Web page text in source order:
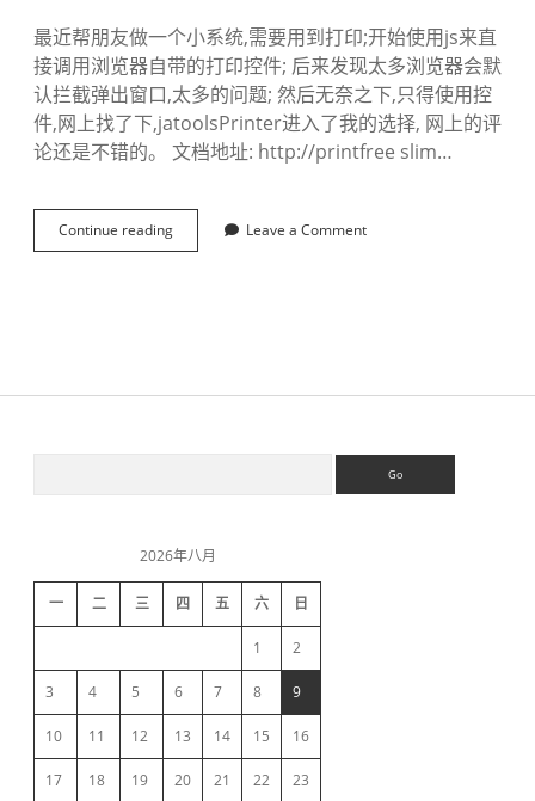
最近帮朋友做一个小系统,需要用到打印;开始使用js来直
接调用浏览器自带的打印控件; 后来发现太多浏览器会默
认拦截弹出窗口,太多的问题; 然后无奈之下,只得使用控
件,网上找了下,jatoolsPrinter进入了我的选择, 网上的评
论还是不错的。 文档地址: http://printfree slim…
Continue reading
a
r
印
件
Leave a Comment
d
b
a
2026年八月
一 二 三 四 五 六 日
1 2
3 4 5 6 7 8 9
10 11 12 13 14 15 16
17 18 19 20 21 22 23